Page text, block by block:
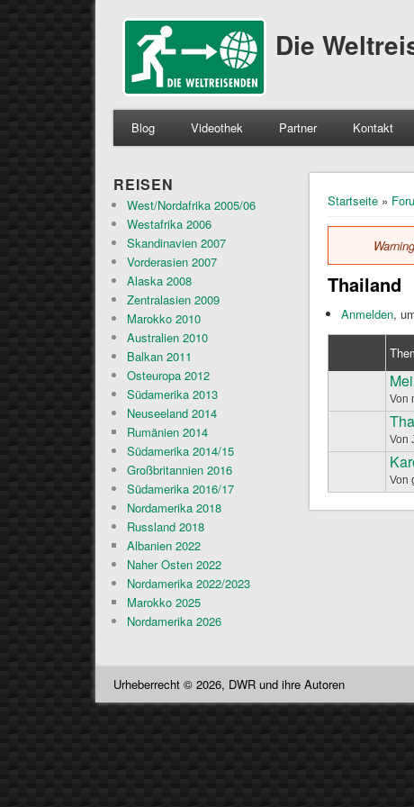
Die
Blog Videothek Partner Kontakt
Sie sind
Startseite »
Warning
Thailand
Anmelden,
Normales
Von
Normales
Von
Normales
Von
REISEN
West/Nordafrika 2005/06
Westafrika 2006
Skandinavien 2007
Vorderasien 2007
Alaska 2008
Zentralasien 2009
Marokko 2010
Australien 2010
Balkan 2011
Osteuropa 2012
Südamerika 2013
Neuseeland 2014
Rumänien 2014
Südamerika 2014/15
Großbritannien 2016
Südamerika 2016/17
Nordamerika 2018
Russland 2018
Albanien 2022
Naher Osten 2022
Nordamerika 2022/2023
Marokko 2025
Nordamerika 2026
Urheberrecht © 2026, DWR und ihre Autoren